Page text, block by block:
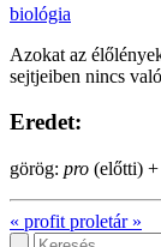
biológia
Azokat az
sejtjeiben nincs
Eredet:
görög: pro (előtti) +
« profit proletár»